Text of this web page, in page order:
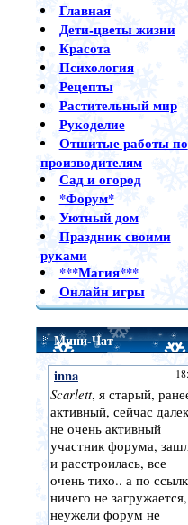
Главная
Дети-цветы жизни
Красота
Психология
Рецепты
Растительный мир
Рукоделие
Отшитые работы по
производителям
Сад и огород
*Форум*
Уютный дом
Праздник своими
руками
***Магия***
Онлайн игры
Мини-Чат